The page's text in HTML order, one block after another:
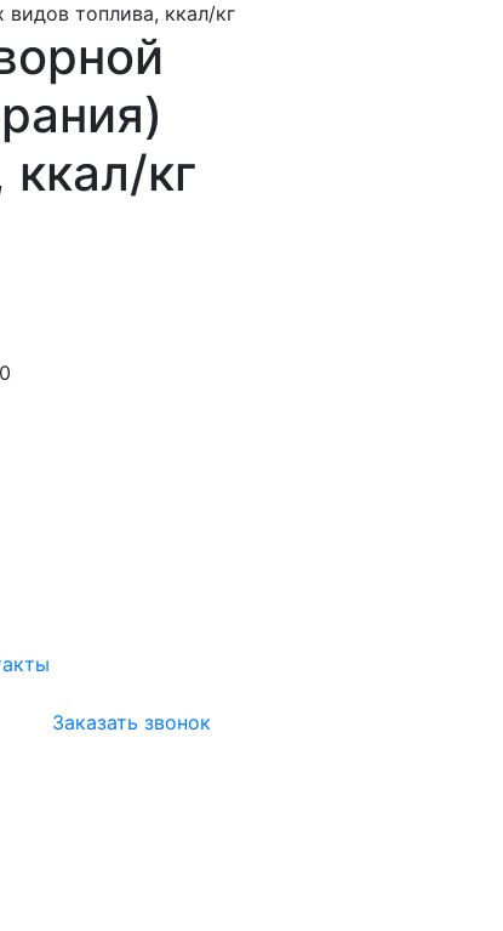
топлива, ккал/кг
кг
Заказать звонок